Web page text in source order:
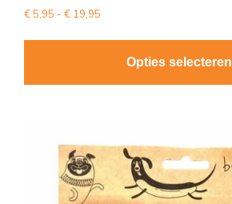
€5,95 - € 19,95
tot
€ 19,95Opties selecteren